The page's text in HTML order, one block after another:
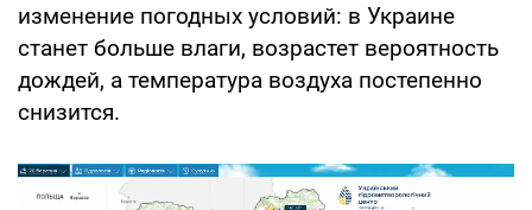
изменение погодных условий: в Украине
станет больше влаги, возрастет вероятность
дождей, а температура воздуха постепенно
снизится.